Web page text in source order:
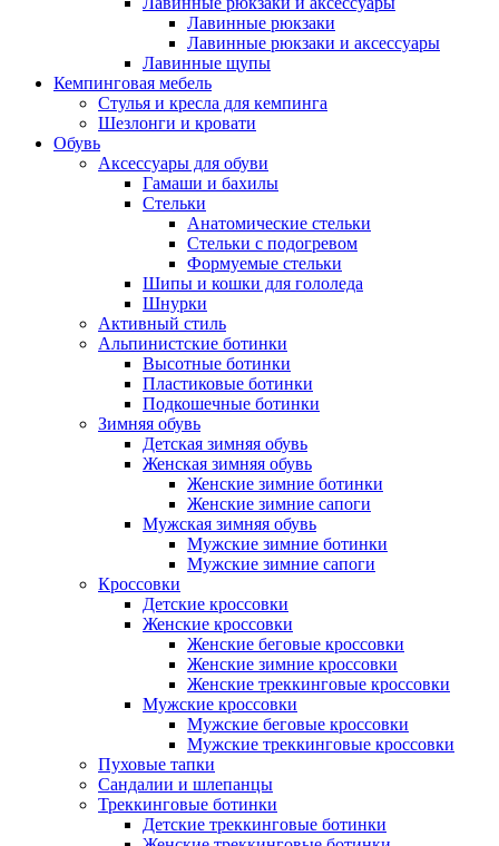
Лавинные рюкзаки
Лавинные рюкзаки и аксессуары
Лавинные щупы
Кемпинговая мебель
Стулья и кресла для кемпинга
Шезлонги и кровати
Обувь
Аксессуары для обуви
Гамаши и бахилы
Стельки
Анатомические стельки
Стельки с подогревом
Формуемые стельки
Шипы и кошки для гололеда
Шнурки
Активный стиль
Альпинистские ботинки
Высотные ботинки
Пластиковые ботинки
Подкошечные ботинки
Зимняя обувь
Детская зимняя обувь
Женская зимняя обувь
Женские зимние ботинки
Женские зимние сапоги
Мужская зимняя обувь
Мужские зимние ботинки
Мужские зимние сапоги
Кроссовки
Детские кроссовки
Женские кроссовки
Женские беговые кроссовки
Женские зимние кроссовки
Женские треккинговые кроссовки
Мужские кроссовки
Мужские беговые кроссовки
Мужские треккинговые кроссовки
Пуховые тапки
Сандалии и шлепанцы
Треккинговые ботинки
Детские треккинговые ботинки